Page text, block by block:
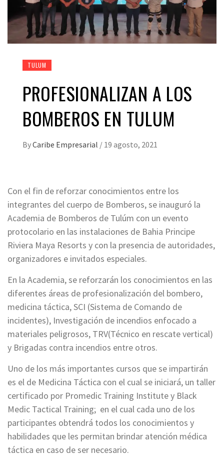
TULUM
PROFESIONALIZAN A LOS
BOMBEROS EN TULUM
ByCaribe Empresarial / 19 agosto, 2021
Con el fin de reforzar conocimientos entre los
integrantes del cuerpo de Bomberos, se inauguró la
Academia de Bomberos de Tulúm con un evento
protocolario en las instalaciones de Bahia Principe
Riviera Maya Resorts y con la presencia de autoridades,
organizadores e invitados especiales.
En la Academia, se reforzarán los conocimientos en las
diferentes áreas de profesionalización del bombero,
medicina táctica, SCI (Sistema de Comando de
incidentes), Investigación de incendios enfocado a
materiales peligrosos, TRV(Técnico en rescate vertical)
y Brigadas contra incendios entre otros.
Uno de los más importantes cursos que se impartirán
es el de Medicina Táctica con el cual se iniciará, un taller
certificado por Promedic Training Institute y Black
Medic Tactical Training; en el cual cada uno de los
participantes obtendrá todos los conocimientos y
habilidades que les permitan brindar atención médica
táctica en caso de ser necesario.